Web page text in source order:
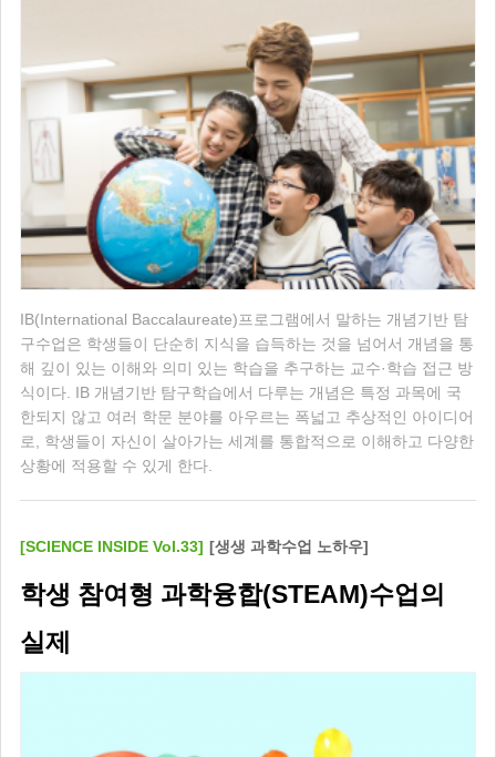
IB(International Baccalaureate)프로그램에서 말하는 개념기반 탐
구수업은 학생들이 단순히 지식을 습득하는 것을 넘어서 개념을 통
해 깊이 있는 이해와 의미 있는 학습을 추구하는 교수·학습 접근 방
식이다. IB 개념기반 탐구학습에서 다루는 개념은 특정 과목에 국
한되지 않고 여러 학문 분야를 아우르는 폭넓고 추상적인 아이디어
로, 학생들이 자신이 살아가는 세계를 통합적으로 이해하고 다양한
상황에 적용할 수 있게 한다.
[SCIENCE INSIDE Vol.33] [생생 과학수업 노하우]
학생 참여형 과학융합(STEAM)수업의
실제